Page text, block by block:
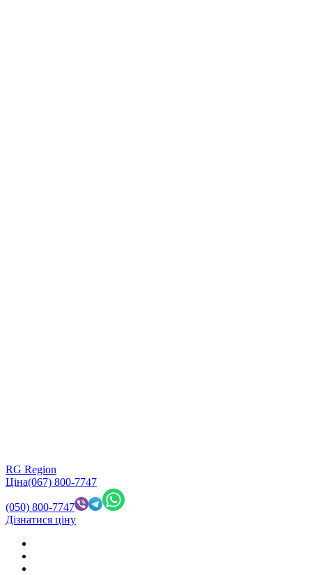
RG Region
Ціна(067) 800-7747
(050) 800-7747
Дізнатися ціну